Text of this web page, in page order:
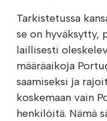
Tarkistetussa
se on hyväksytty,
laillisesti
määräaikoja
saamiseksi ja
koskemaan vain
henkilöitä. Nämä